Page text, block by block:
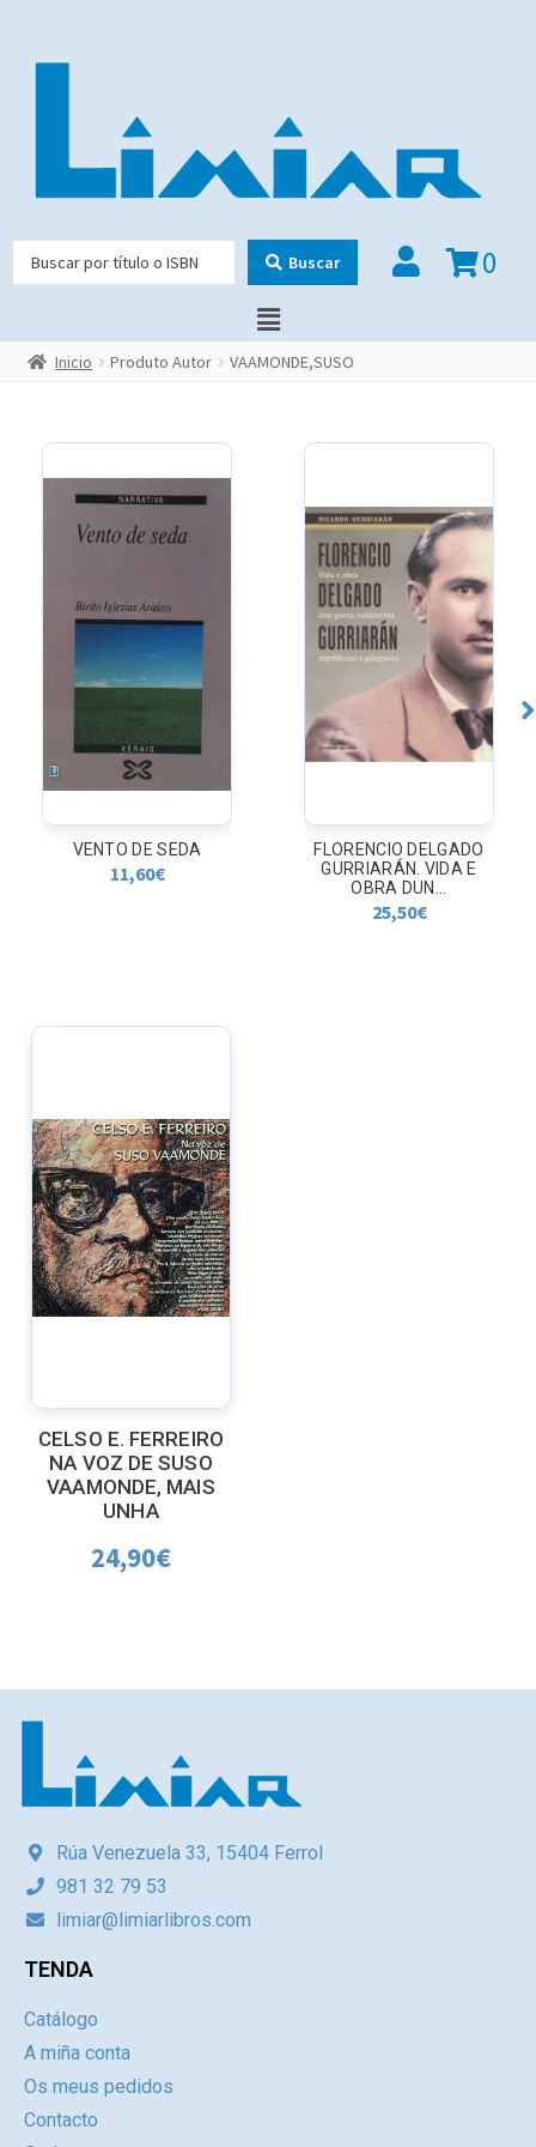
Buscar 0
Inicio Produto Autor VAAMONDE,SUSO
VENTO DE SEDA
11,60€
FLORENCIO DELGADO
GURRIARÁN. VIDA E
OBRA DUN...
25,50€
CELSO E. FERREIRO
NA VOZ DE SUSO
VAAMONDE, MAIS
UNHA
24,90€
Rúa Venezuela 33, 15404 Ferrol
981 32 79 53
limiar@limiarlibros.com
TENDA
Catálogo
A miña conta
Os meus pedidos
Contacto